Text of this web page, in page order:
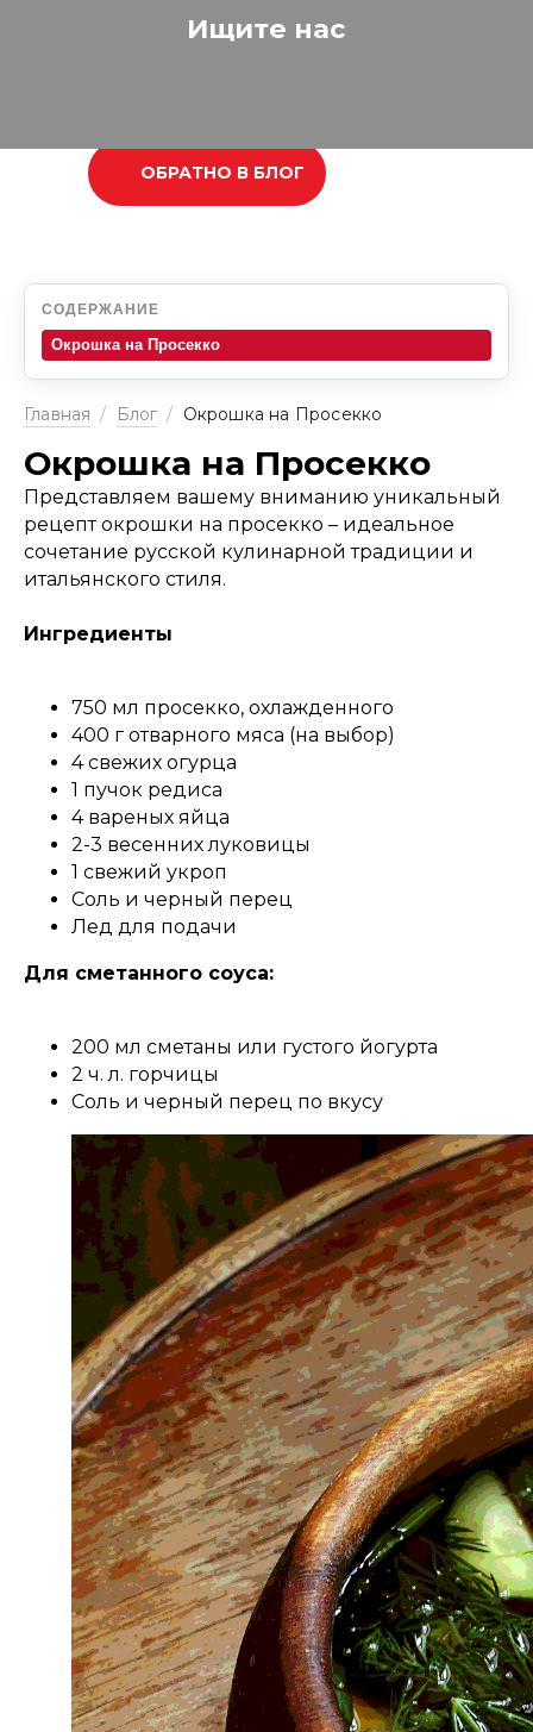
Ищите нас
ОБРАТНО В БЛОГ
СОДЕРЖАНИЕ
Окрошка на Просекко
Главная / Блог / Окрошка на Просекко
Окрошка на Просекко
Представляем вашему вниманию уникальный
рецепт окрошки на просекко – идеальное
сочетание русской кулинарной традиции и
итальянского стиля.
Ингредиенты
750 мл просекко, охлажденного
400 г отварного мяса (на выбор)
4 свежих огурца
1 пучок редиса
4 вареных яйца
2-3 весенних луковицы
1 свежий укроп
Соль и черный перец
Лед для подачи
Для сметанного соуса:
200 мл сметаны или густого йогурта
2 ч. л. горчицы
Соль и черный перец по вкусу